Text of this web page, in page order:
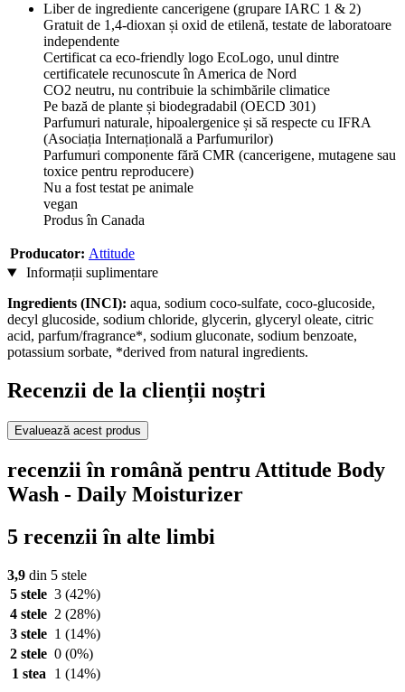
Liber de ingrediente cancerigene (grupare IARC 1 & 2)
Gratuit de 1,4-dioxan și oxid de etilenă, testate de laboratoare
independente
Certificat ca eco-friendly logo EcoLogo, unul dintre
certificatele recunoscute în America de Nord
CO2 neutru, nu contribuie la schimbările climatice
Pe bază de plante și biodegradabil (OECD 301)
Parfumuri naturale, hipoalergenice și să respecte cu IFRA
(Asociația Internațională a Parfumurilor)
Parfumuri componente fără CMR (cancerigene, mutagene sau
toxice pentru reproducere)
Nu a fost testat pe animale
vegan
Produs în Canada
Producator: Attitude
Informații suplimentare
Ingredients (INCI): aqua, sodium coco-sulfate, coco-glucoside,
decyl glucoside, sodium chloride, glycerin, glyceryl oleate, citric
acid, parfum/fragrance*, sodium gluconate, sodium benzoate,
potassium sorbate, *derived from natural ingredients.
Recenzii de la clienții noștri
Evaluează acest produs
recenzii în română pentru Attitude Body
Wash - Daily Moisturizer
5 recenzii în alte limbi
3,9 din 5 stele
5 stele 3 (42%)
4 stele 2 (28%)
3 stele 1 (14%)
2 stele 0 (0%)
1 stea
1 (14%)